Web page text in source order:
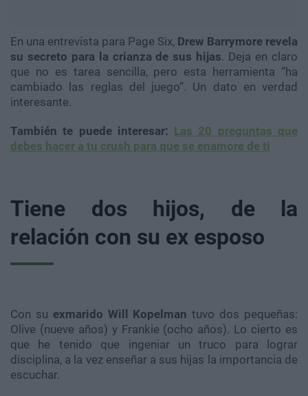
En una entrevista para Page Six, Drew Barrymore revela
su secreto para la crianza de sus hijas. Deja en claro
que no es tarea sencilla, pero esta herramienta “ha
cambiado las reglas del juego”. Un dato en verdad
interesante.
También te puede interesar: Las 20 preguntas que
debes hacer a tu crush para que se enamore de ti
Tiene dos hijos, de la
relación con su ex esposo
Con su exmarido Will Kopelman tuvo dos pequeñas:
Olive (nueve años) y Frankie (ocho años). Lo cierto es
que he tenido que ingeniar un truco para lograr
disciplina, a la vez enseñar a sus hijas la importancia de
escuchar.